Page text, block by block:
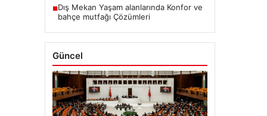
■Dış Mekan Yaşam alanlarında Konfor ve
bahçe mutfağı Çözümleri
Güncel